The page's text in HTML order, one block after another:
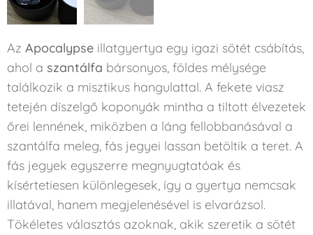
Az Apocalypse illatgyertya egy igazi sötét csábítás,
ahol a szantálfa bársonyos, földes mélysége
találkozik a misztikus hangulattal. A fekete viasz
tetején díszelgő koponyák mintha a tiltott élvezetek
őrei lennének, miközben a láng fellobbanásával a
szantálfa meleg, fás jegyei lassan betöltik a teret. A
fás jegyek egyszerre megnyugtatóak és
kísértetiesen különlegesek, így a gyertya nemcsak
illatával, hanem megjelenésével is elvarázsol.
Tökéletes választás azoknak, akik szeretik a sötét